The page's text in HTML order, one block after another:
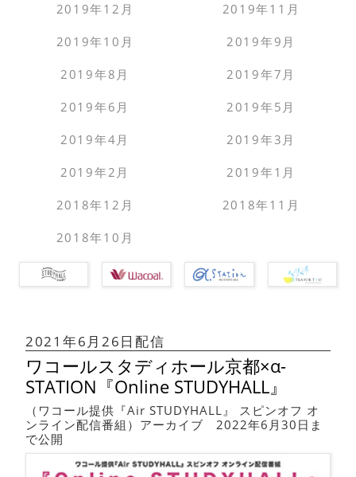
2019年12月 2019年11月
2019年10月 2019年9月
2019年8月 2019年7月
2019年6月 2019年5月
2019年4月 2019年3月
2019年2月 2019年1月
2018年12月 2018年11月
2018年10月
2021年6月26日配信
ワコールスタディホール京都×α-
STATION『Online STUDYHALL』
（ワコール提供『Air STUDYHALL』 スピンオフ オ
ンライン配信番組）アーカイブ 2022年6月30日ま
で公開